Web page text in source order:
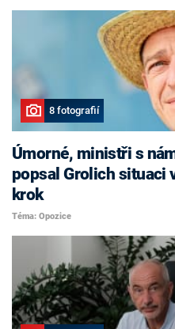
8 fotografií
Úmorné, ministři s
popsal Grolich situaci
krok
Téma: Opozice